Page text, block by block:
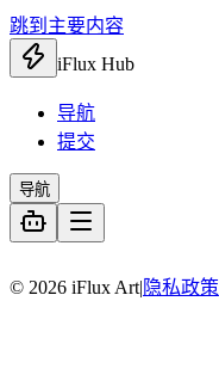
跳到主要内容
iFlux Hub
导航
提交
导航
© 2026 iFlux Art| 隐私政策